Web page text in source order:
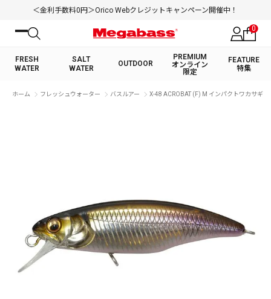
＜金利手数料0円＞Orico Webクレジットキャンペーン開催中！
0
FRESH
WATER
SALT
WATER
OUTDOOR
PREMIUM
オンライン
限定
FEATURE
特集
絞り込み検索
PREMIUM オンライン限定
FRESH WATER
ホーム フレッシュウォーター バスルアー X-48 ACROBAT (F) M インパクトワカサギ